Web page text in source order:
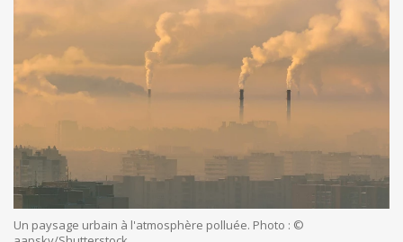
Un paysage urbain à l'atmosphère polluée. Photo : ©